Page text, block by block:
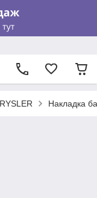
Накладка